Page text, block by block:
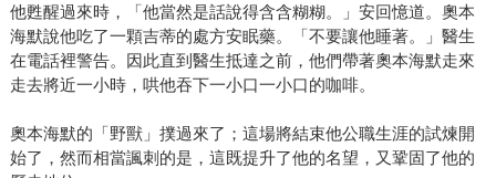
他甦醒過來時，「他當然是話說得含含糊糊。」安回憶道。奧本
海默說他吃了一顆吉蒂的處方安眠藥。「不要讓他睡著。」醫生
在電話裡警告。因此直到醫生抵達之前，他們帶著奧本海默走來
走去將近一小時，哄他吞下一小口一小口的咖啡。
奧本海默的「野獸」撲過來了；這場將結束他公職生涯的試煉開
始了，然而相當諷刺的是，這既提升了他的名望，又鞏固了他的